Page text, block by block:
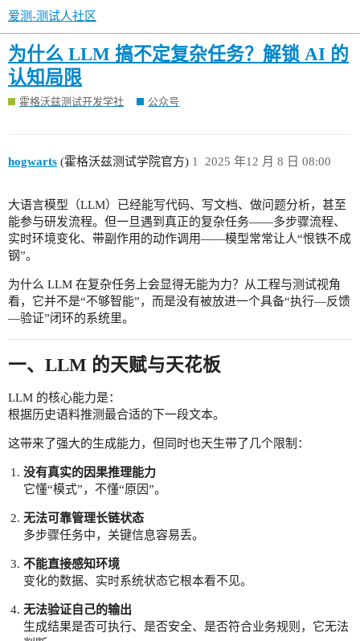
爱测-测试人社区
为什么 LLM 搞不定复杂任务？解锁 AI 的
认知局限
霍格沃兹测试开发学社 公众号
hogwarts (霍格沃兹测试学院官方) 2025 年12 月 8 日 08:00
1
大语言模型（LLM）已经能写代码、写文档、做问题分析，甚至
能参与研发流程。但一旦遇到真正的复杂任务——多步骤流程、
实时环境变化、带副作用的动作调用——模型常常让人“恨铁不成
钢”。
为什么 LLM 在复杂任务上会显得无能为力？从工程与测试视角
看，它并不是“不够智能”，而是没有被放进一个具备“执行—反馈
—验证”闭环的系统里。
一、LLM 的天赋与天花板
LLM 的核心能力是：
根据历史语料推测最合适的下一段文本。
这带来了强大的生成能力，但同时也天生带了几个限制：
没有真实的因果推理能力
它懂“模式”，不懂“原因”。
无法可靠管理长链状态
多步骤任务中，关键信息容易丢。
不能直接感知环境
变化的数据、实时系统状态它根本看不见。
无法验证自己的输出
生成结果是否可执行、是否安全、是否符合业务规则，它无法